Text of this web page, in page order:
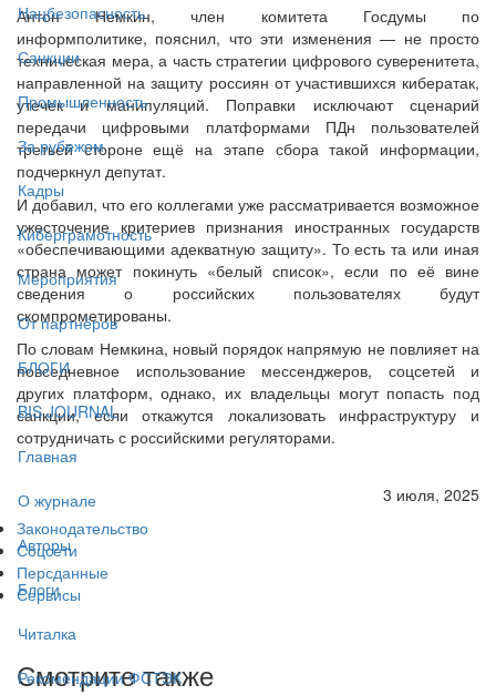
Нацбезопасность
Санкции
Промышленность
За рубежом
Кадры
Киберграмотность
Мероприятия
От партнёров
БЛОГИ
BIS JOURNAL
Главная
О журнале
Авторы
Блоги
Читалка
Рекомендации ФСТЭК
Антон Немкин, член комитета Госдумы по
информполитике, пояснил, что эти изменения — не просто
техническая мера, а часть стратегии цифрового суверенитета,
направленной на защиту россиян от участившихся кибератак,
утечек и манипуляций. Поправки исключают сценарий
передачи цифровыми платформами ПДн пользователей
третьей стороне ещё на этапе сбора такой информации,
подчеркнул депутат.
И добавил, что его коллегами уже рассматривается возможное
ужесточение критериев признания иностранных государств
«обеспечивающими адекватную защиту». То есть та или иная
страна может покинуть «белый список», если по её вине
сведения о российских пользователях будут
скомпрометированы.
По словам Немкина, новый порядок напрямую не повлияет на
повседневное использование мессенджеров, соцсетей и
других платформ, однако, их владельцы могут попасть под
санкции, если откажутся локализовать инфраструктуру и
сотрудничать с российскими регуляторами.
3 июля, 2025
Законодательство
Соцсети
Персданные
Сервисы
Смотрите также